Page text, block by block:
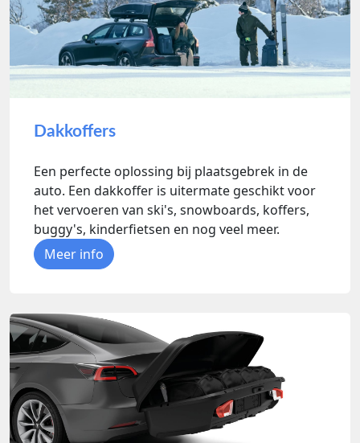
Dakkoffers
Een perfecte oplossing bij plaatsgebrek in de
auto. Een dakkoffer is uitermate geschikt voor
het vervoeren van ski's, snowboards, koffers,
buggy's, kinderfietsen en nog veel meer.
Meer info